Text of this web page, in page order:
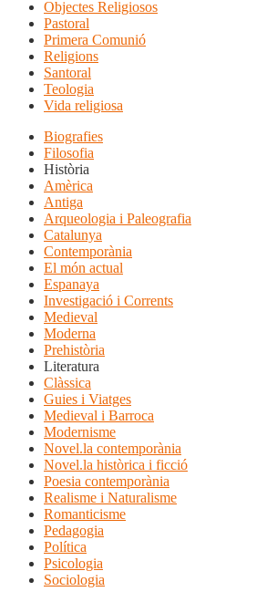
Objectes Religiosos
Pastoral
Primera Comunió
Religions
Santoral
Teologia
Vida religiosa
Biografies
Filosofia
Història
Amèrica
Antiga
Arqueologia i Paleografia
Catalunya
Contemporània
El món actual
Espanaya
Investigació i Corrents
Medieval
Moderna
Prehistòria
Literatura
Clàssica
Guies i Viatges
Medieval i Barroca
Modernisme
Novel.la contemporània
Novel.la històrica i ficció
Poesia contemporània
Realisme i Naturalisme
Romanticisme
Pedagogia
Política
Psicologia
Sociologia